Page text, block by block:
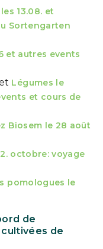
13.08. et
Sortengarten
et autres events
Légumes le
et cours de
Biosem le 28 août
octobre: voyage
pomologues le
de
de